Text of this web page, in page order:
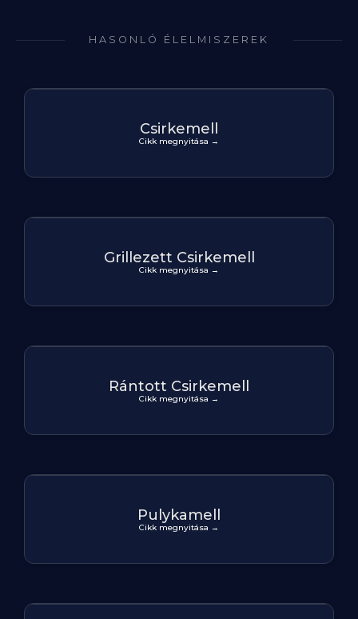
HASONLÓ ÉLELMISZEREK
Csirkemell
Cikk megnyitása →
Grillezett Csirkemell
Cikk megnyitása →
Rántott Csirkemell
Cikk megnyitása →
Pulykamell
Cikk megnyitása →